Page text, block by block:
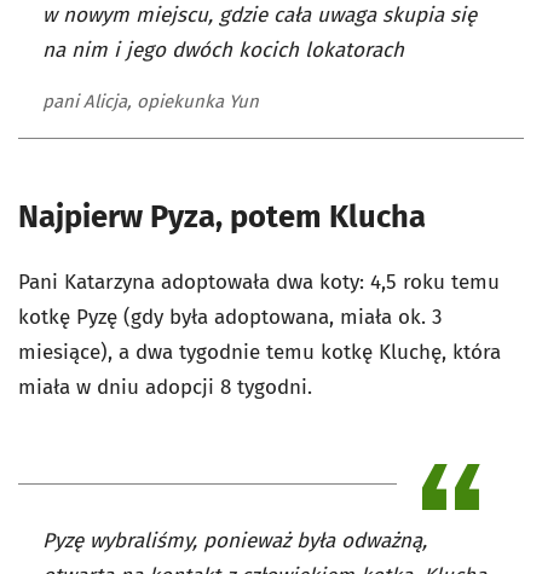
w nowym miejscu, gdzie cała uwaga skupia się
na nim i jego dwóch kocich lokatorach
pani Alicja, opiekunka Yun
Najpierw Pyza, potem Klucha
Pani Katarzyna adoptowała dwa koty: 4,5 roku temu
kotkę Pyzę (gdy była adoptowana, miała ok. 3
miesiące), a dwa tygodnie temu kotkę Kluchę, która
miała w dniu adopcji 8 tygodni.
Pyzę wybraliśmy, ponieważ była odważną,